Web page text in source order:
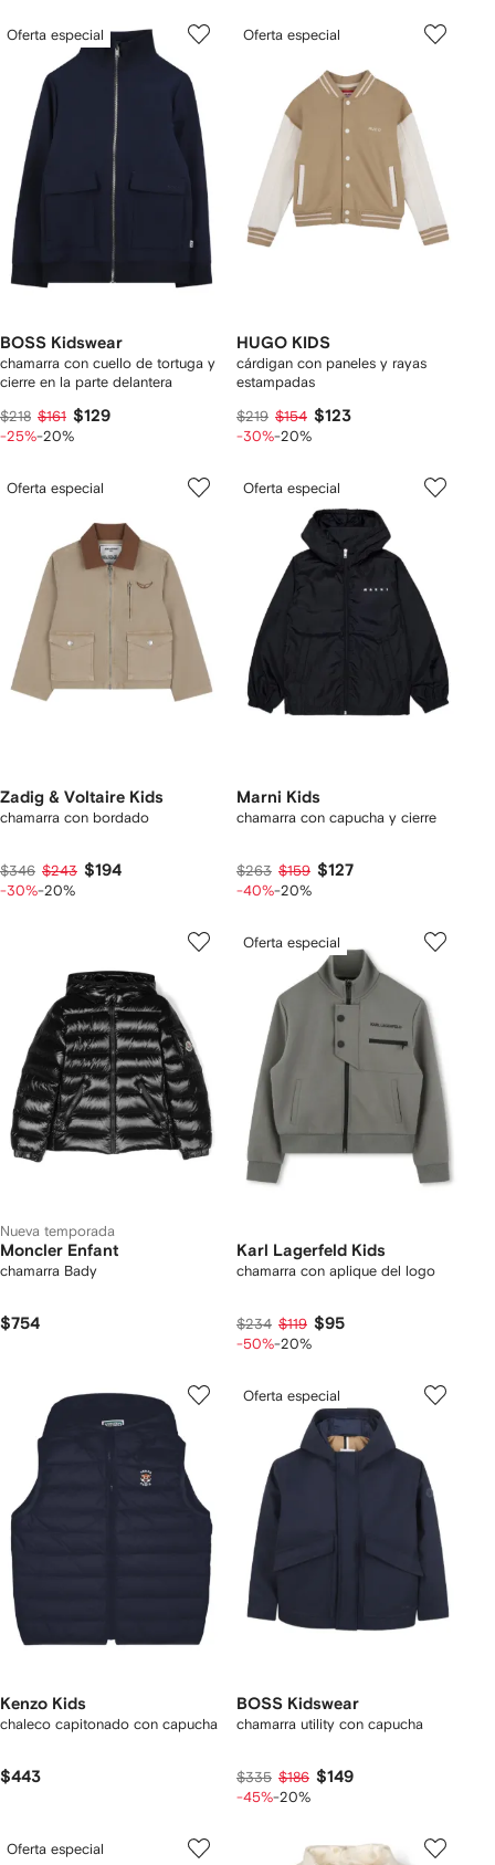
Oferta especial
BOSS Kidswear
chamarra con cuello de tortuga y
cierre en la parte delantera
$218 $161 $129
-25%-20%
Oferta especial
HUGO KIDS
cárdigan con paneles y rayas
estampadas
$219 $154 $123
-30%-20%
Oferta especial
Zadig & Voltaire Kids
chamarra con bordado
$346 $243 $194
-30%-20%
Oferta especial
Marni Kids
chamarra con capucha y cierre
$263 $159 $127
-40%-20%
Nueva temporada
Moncler Enfant
chamarra Bady
$754
Oferta especial
Karl Lagerfeld Kids
chamarra con aplique del logo
$234 $119 $95
-50%-20%
Kenzo Kids
chaleco capitonado con capucha
$443
Oferta especial
BOSS Kidswear
chamarra utility con capucha
$335 $186 $149
-45%-20%
Oferta especial